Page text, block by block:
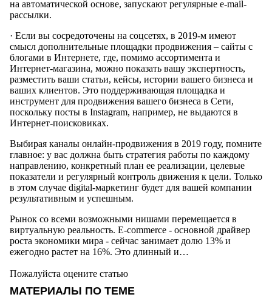
на автоматической основе, запускают регулярные e-mail-
рассылки.
· Если вы сосредоточены на соцсетях, в 2019-м имеют
смысл дополнительные площадки продвижения – сайты с
блогами в Интернете, где, помимо ассортимента и
Интернет-магазина, можно показать вашу экспертность,
разместить ваши статьи, кейсы, истории вашего бизнеса и
ваших клиентов. Это поддерживающая площадка и
инструмент для продвижения вашего бизнеса в Сети,
поскольку посты в Instagram, например, не выдаются в
Интернет-поисковиках.
Выбирая каналы онлайн-продвижения в 2019 году, помните
главное: у вас должна быть стратегия работы по каждому
направлению, конкретный план ее реализации, целевые
показатели и регулярный контроль движения к цели. Только
в этом случае digital-маркетинг будет для вашей компании
результативным и успешным.
Рынок со всеми возможными нишами перемещается в
виртуальную реальность. E-commerce - основной драйвер
роста экономики мира - сейчас занимает долю 13% и
ежегодно растет на 16%. Это длинный и…
Пожалуйста оцените статью
МАТЕРИАЛЫ ПО ТЕМЕ